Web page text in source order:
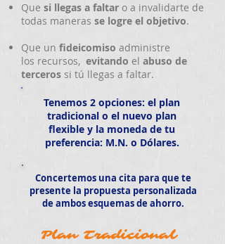
Tenemos 2 opciones: el plan
tradicional o el nuevo plan
flexible y la moneda de tu
preferencia: M.N. o Dólares.
Que si llegas a faltar o a invalidarte de
todas maneras se logre el objetivo.
Que un fideicomiso administre
los recursos, evitando el abuso de
terceros si tú llegas a faltar.
Concertemos una cita para que te
presente la propuesta personalizada
de ambos esquemas de ahorro.
Plan Tradicional